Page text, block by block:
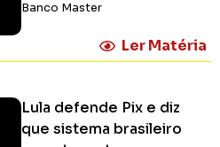
Banco Master
Ler Matéria
Lula defende Pix e diz
que sistema brasileiro